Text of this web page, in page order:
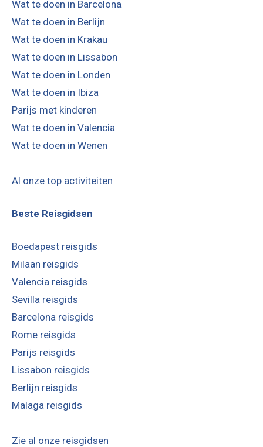
Wat te doen in Barcelona
Wat te doen in Berlijn
Wat te doen in Krakau
Wat te doen in Lissabon
Wat te doen in Londen
Wat te doen in Ibiza
Parijs met kinderen
Wat te doen in Valencia
Wat te doen in Wenen
Al onze top activiteiten
Beste Reisgidsen
Boedapest reisgids
Milaan reisgids
Valencia reisgids
Sevilla reisgids
Barcelona reisgids
Rome reisgids
Parijs reisgids
Lissabon reisgids
Berlijn reisgids
Malaga reisgids
Zie al onze reisgidsen